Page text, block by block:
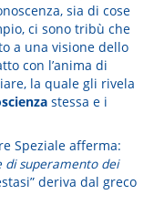
sia di cose
ci sono tribù che
a una visione dello
con l’anima di
la quale gli rivela
stessa e i
Speziale afferma:
di superamento dei
deriva dal greco